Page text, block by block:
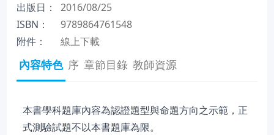
出版日：
2016/08/25
ISBN：
9789864761548
附件：
線上下載
內容特色 序 章節目錄 教師資源
本書學科題庫內容為認證題型與命題方向之示範，正
式測驗試題不以本書題庫為限。